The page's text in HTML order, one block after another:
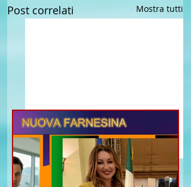
Post correlati Mostra tutti